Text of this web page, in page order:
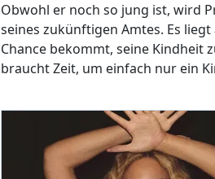
Obwohl er noch so jung ist, wird
seines zukünftigen Amtes. Es
Chance bekommt, seine Kindheit
braucht Zeit, um einfach nur ein